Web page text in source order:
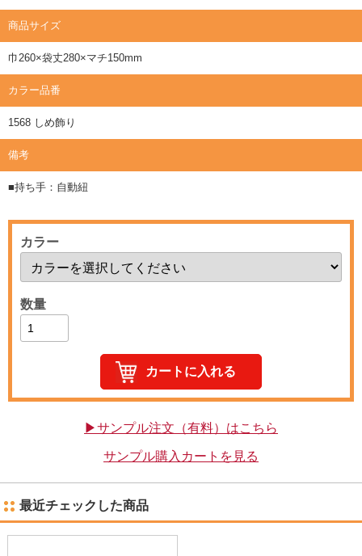
商品サイズ
巾260×袋丈280×マチ150mm
カラー品番
1568 しめ飾り
備考
■持ち手：自動紐
カラー
数量
▶サンプル注文（有料）はこちら
サンプル購入カートを見る
最近チェックした商品